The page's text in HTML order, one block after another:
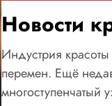
Новости
Индустрия
перемен. Ещё
многоступенчатый